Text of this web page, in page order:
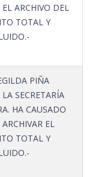
EL ARCHIVO DEL
TOTAL Y
PIÑA
SECRETARÍA
HA CAUSADO
EL
TOTAL Y